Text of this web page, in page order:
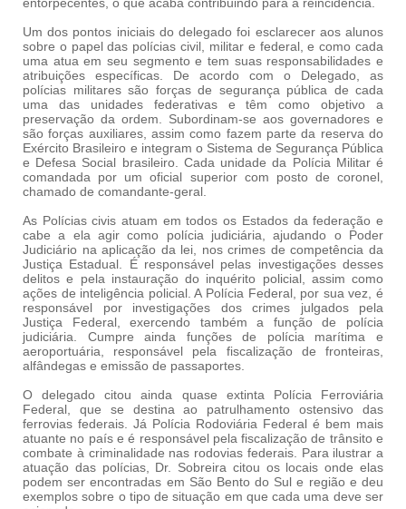
Um dos pontos iniciais do delegado foi esclarecer aos alunos
sobre o papel das polícias civil, militar e federal, e como cada
uma atua em seu segmento e tem suas responsabilidades e
atribuições específicas. De acordo com o Delegado, as
polícias militares são forças de segurança pública de cada
uma das unidades federativas e têm como objetivo a
preservação da ordem. Subordinam-se aos governadores e
são forças auxiliares, assim como fazem parte da reserva do
Exército Brasileiro e integram o Sistema de Segurança Pública
e Defesa Social brasileiro. Cada unidade da Polícia Militar é
comandada por um oficial superior com posto de coronel,
chamado de comandante-geral.
As Polícias civis atuam em todos os Estados da federação e
cabe a ela agir como polícia judiciária, ajudando o Poder
Judiciário na aplicação da lei, nos crimes de competência da
Justiça Estadual. É responsável pelas investigações desses
delitos e pela instauração do inquérito policial, assim como
ações de inteligência policial. A Polícia Federal, por sua vez, é
responsável por investigações dos crimes julgados pela
Justiça Federal, exercendo também a função de polícia
judiciária. Cumpre ainda funções de polícia marítima e
aeroportuária, responsável pela fiscalização de fronteiras,
alfândegas e emissão de passaportes.
O delegado citou ainda quase extinta Polícia Ferroviária
Federal, que se destina ao patrulhamento ostensivo das
ferrovias federais. Já Polícia Rodoviária Federal é bem mais
atuante no país e é responsável pela fiscalização de trânsito e
combate à criminalidade nas rodovias federais. Para ilustrar a
atuação das polícias, Dr. Sobreira citou os locais onde elas
podem ser encontradas em São Bento do Sul e região e deu
exemplos sobre o tipo de situação em que cada uma deve ser